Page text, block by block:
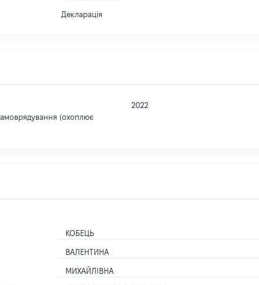
Декларація
(охоплює
2022
КОБЕЦЬ
ВАЛЕНТИНА
МИХАЙЛІВНА